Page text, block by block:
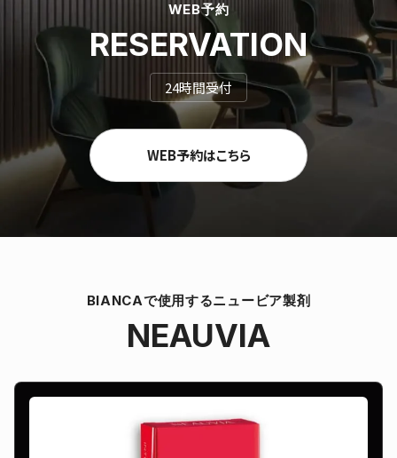
WEB予約
RESERVATION
24時間受付
WEB予約はこちら
BIANCAで使用するニュービア製剤
NEAUVIA